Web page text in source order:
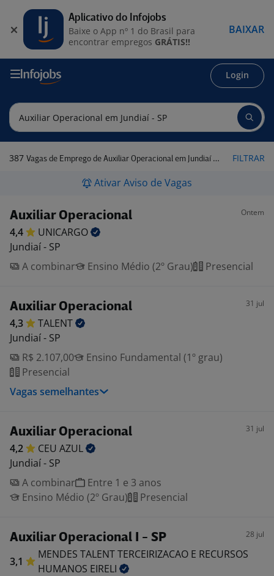
Login
387 Vagas de Emprego de Auxiliar Operacional em Jundiaí - SP FILTRAR
Ativar Aviso de Vagas
Auxiliar Operacional Ontem
4,4
UNICARGO
Jundiaí - SP
A combinar
Ensino Médio (2º Grau) Presencial
Auxiliar Operacional 31 jul
4,3
TALENT
Jundiaí - SP
R$ 2.107,00
Ensino Fundamental (1º grau)
Presencial
Vagas semelhantes
Auxiliar Operacional 31 jul
4,2 CEU AZUL
Jundiaí - SP
A combinar
Entre 1 e 3 anos
Ensino Médio (2º Grau)
Presencial
Auxiliar Operacional I - SP 28 jul
3,1
MENDES TALENT TERCEIRIZACAO E RECURSOS
HUMANOS EIRELI
Aplicativo do Infojobs
Baixe o App nº 1 do Brasil para
encontrar empregos GRÁTIS!!
BAIXAR